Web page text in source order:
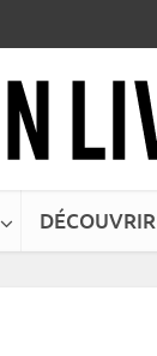
DÉCOUVRIR